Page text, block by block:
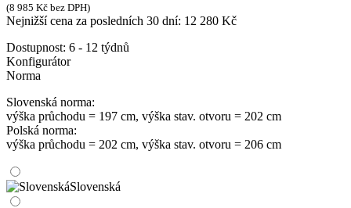
(8 985 Kč bez DPH)
Nejnižší cena za posledních 30 dní: 12 280 Kč
Dostupnost: 6 - 12 týdnů
Konfigurátor
Norma
Slovenská norma:
výška průchodu = 197 cm, výška stav. otvoru = 202 cm
Polská norma:
výška průchodu = 202 cm, výška stav. otvoru = 206 cm
Slovenská